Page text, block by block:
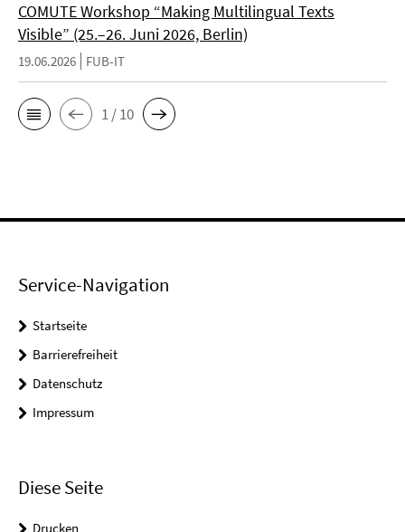
COMUTE Workshop “Making Multilingual Texts
Visible” (25.–26. Juni 2026, Berlin)
19.06.2026 FUB-IT
1 / 10
Service-Navigation
Startseite
Barrierefreiheit
Datenschutz
Impressum
Diese Seite
Drucken